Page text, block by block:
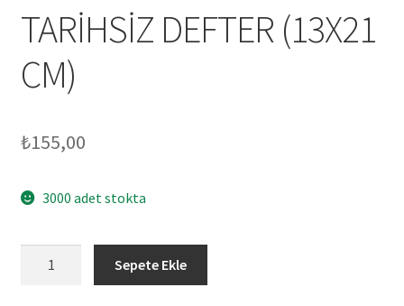
TARİHSİZ DEFTER (13X21
CM)
₺155,00
3000 adet stokta
Sepete Ekle